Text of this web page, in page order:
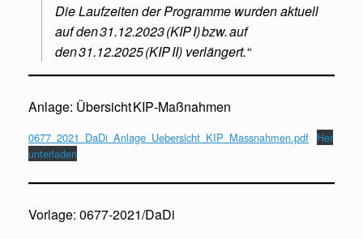
Die Laufzeiten der Programme wurden aktuell
auf den 31.12.2023 (KIP I) bzw. auf
den 31.12.2025 (KIP II) verlängert.“
Anlage: Übersicht KIP‑Maßnahmen
0677_2021_DaDi_Anlage_Uebersicht_KIP_Massnahmen.pdf Her
unterladen
Vorlage: 0677‑2021/DaDi